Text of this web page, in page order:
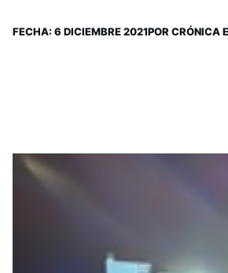
FECHA: 6 DICIEMBRE 2021POR CRÓNICA